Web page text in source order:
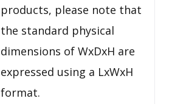
products, please note that
the standard physical
dimensions of WxDxH are
expressed using a LxWxH
format.